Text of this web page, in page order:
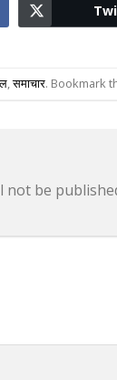
,समाचार. Bookmark
not be